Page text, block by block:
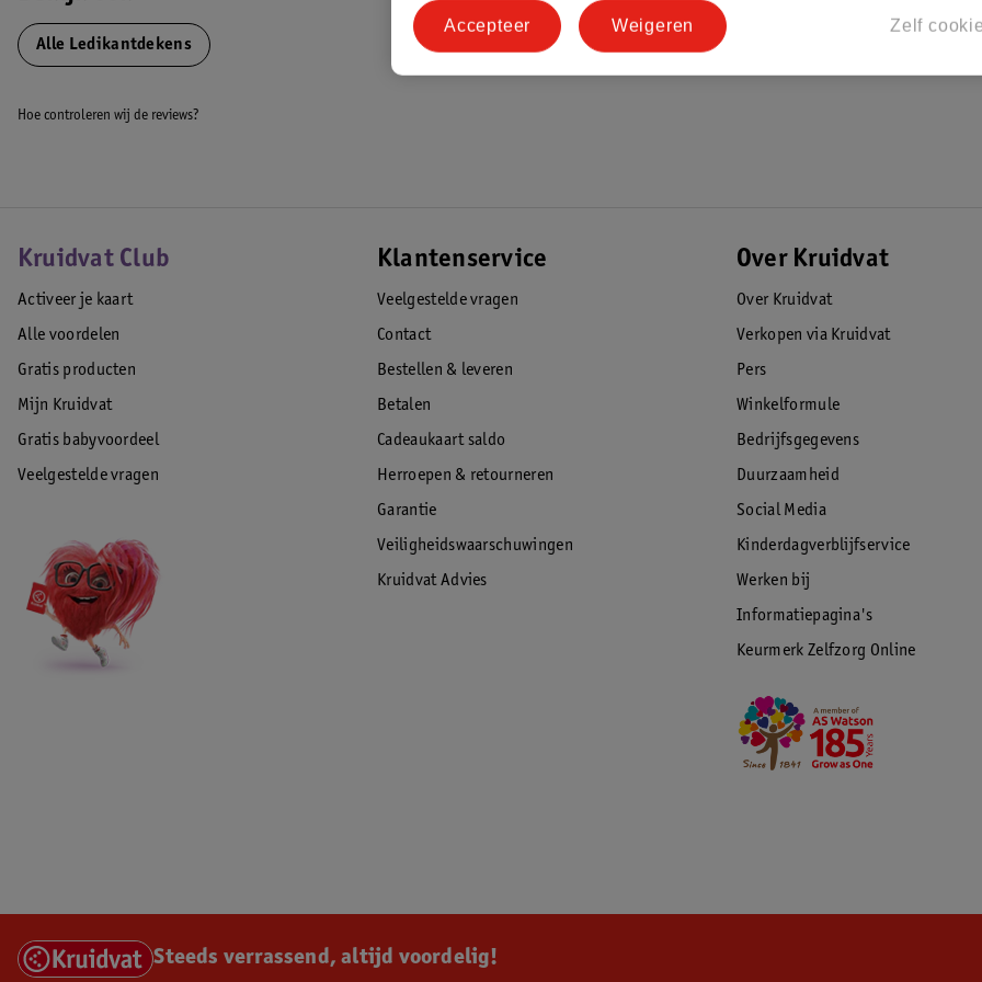
Alle Ledikantdekens
Hoe controleren wij de reviews?
Kruidvat Club
Activeer je kaart
Alle voordelen
Gratis producten
Mijn Kruidvat
Gratis babyvoordeel
Veelgestelde vragen
Klantenservice
Veelgestelde vragen
Contact
Bestellen & leveren
Betalen
Cadeaukaart saldo
Herroepen & retourneren
Garantie
Veiligheidswaarschuwingen
Kruidvat Advies
Over Kruidvat
Over Kruidvat
Verkopen via Kruidvat
Pers
Winkelformule
Bedrijfsgegevens
Duurzaamheid
Social Media
Kinderdagverblijfservice
Werken bij
Informatiepagina's
Keurmerk Zelfzorg Online
Steeds verrassend, altijd voordelig!
Zelf
Weigeren
Accepteer